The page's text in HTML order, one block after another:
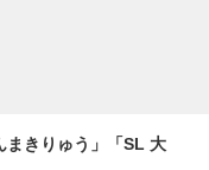
まきりゅう」「SL 大